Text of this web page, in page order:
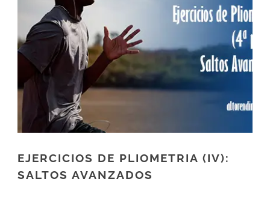
EJERCICIOS DE PLIOMETRIA (IV):
SALTOS AVANZADOS